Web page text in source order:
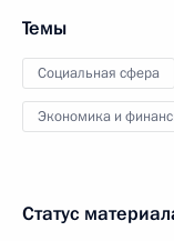
Темы
Социальная сфера
Экономика и
Статус